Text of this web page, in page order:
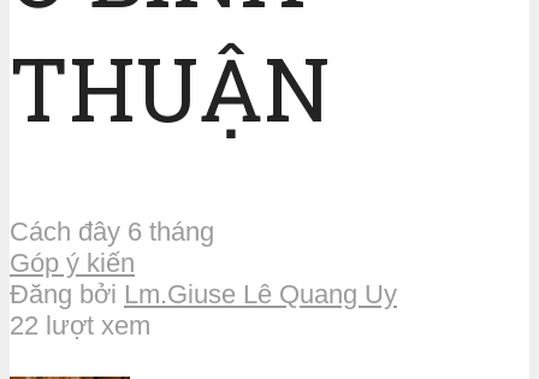
THUẬN
Cách đây 6 tháng
Góp ý kiến
Đăng bởi Lm.Giuse Lê Quang Uy
22 lượt xem